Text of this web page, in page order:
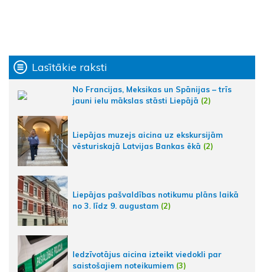
Lasītākie raksti
No Francijas, Meksikas un Spānijas – trīs
jauni ielu mākslas stāsti Liepājā (2)
Liepājas muzejs aicina uz ekskursijām
vēsturiskajā Latvijas Bankas ēkā (2)
Liepājas pašvaldības notikumu plāns laikā
no 3. līdz 9. augustam (2)
Iedzīvotājus aicina izteikt viedokli par
saistošajiem noteikumiem (3)